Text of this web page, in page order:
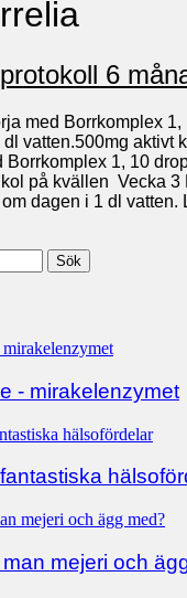
6
med Borrkomplex 1,
vatten.500mg aktivt
Borrkomplex 1, 10
på kvällen Vecka 3
dagen i 1 dl
- mirakelenzymet
mejeri och